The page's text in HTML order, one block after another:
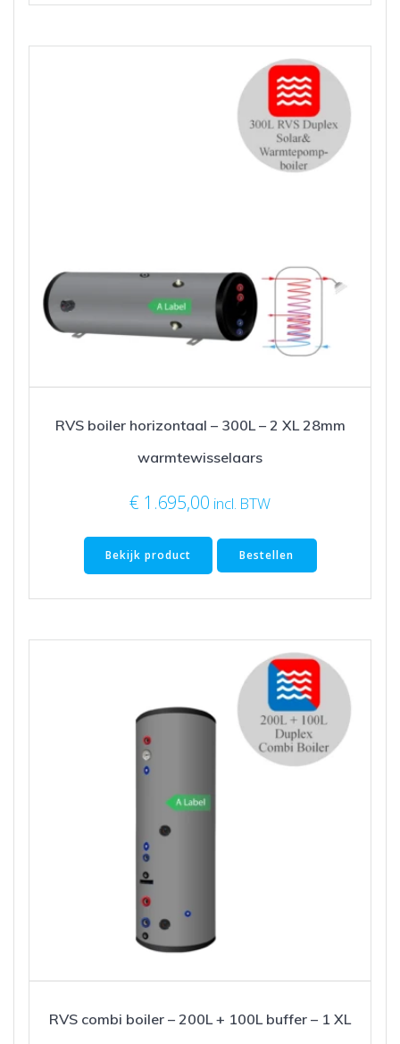
RVS boiler horizontaal – 300L – 2 XL 28mm
warmtewisselaars
€ 1.695,00 incl. BTW
Bekijk product Bestellen
RVS combi boiler – 200L + 100L buffer – 1 XL